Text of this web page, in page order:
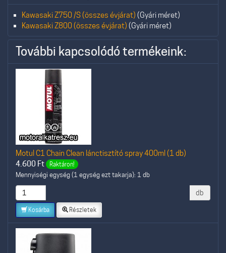
Kawasaki Z750 /S (összes évjárat) (Gyári méret)
Kawasaki Z800 (összes évjárat) (Gyári méret)
További kapcsolódó termékeink:
Motul C1 Chain Clean lánctisztító spray 400ml (1 db)
4.600 Ft Raktáron!
Mennyiségi egység (1 egység ezt takarja): 1 db
db
Kosárba Részletek